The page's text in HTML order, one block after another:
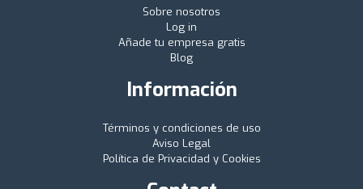
Sobre nosotros
Log in
Añade tu empresa gratis
Blog
Información
Términos y condiciones de uso
Aviso Legal
Política de Privacidad y Cookies